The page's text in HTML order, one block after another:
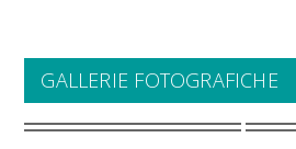
GALLERIE FOTOGRAFICHE